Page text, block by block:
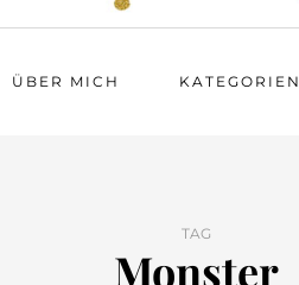
ÜBER MICH KATEGORIEN
TAG
Monster